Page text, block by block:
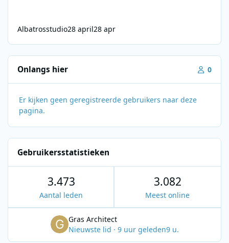
Albatrosstudio28 april28 apr
Onlangs hier 0
Er kijken geen geregistreerde gebruikers naar deze
pagina.
Gebruikersstatistieken
3.473
Aantal leden
3.082
Meest online
Gras Architect
Nieuwste lid · 9 uur geleden9 u.